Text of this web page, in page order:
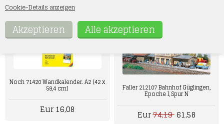
Cookie-Details anzeigen
Noch 71420 Wandkalender. A2 (42 x
59,4 cm)
Eur 16,08
Faller 212107 Bahnhof Güglingen,
Epoche I, Spur N
Eur74,1961,58